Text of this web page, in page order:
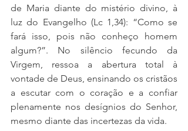
de Maria diante do mistério divino, à
luz do Evangelho (Lc 1,34): “Como se
fará isso, pois não conheço homem
algum?”. No silêncio fecundo da
Virgem, ressoa a abertura total à
vontade de Deus, ensinando os cristãos
a escutar com o coração e a confiar
plenamente nos desígnios do Senhor,
mesmo diante das incertezas da vida.